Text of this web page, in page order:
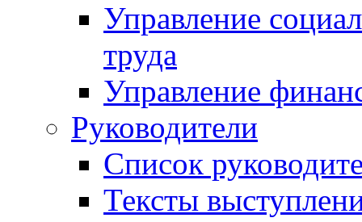
Управление
труда
Управление
Руководители
Список
Тексты